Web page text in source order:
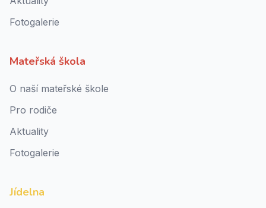
Fotogalerie
Mateřská škola
O naší mateřské škole
Pro rodiče
Aktuality
Fotogalerie
Jídelna